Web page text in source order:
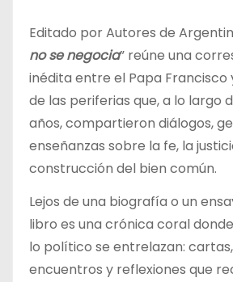
Editado por Autores de
no se negocia” reúne una
inédita entre el Papa Francisco
de las periferias que, a lo largo
años, compartieron diálogos,
enseñanzas sobre la fe, la
construcción del bien común.
Lejos de una biografía o un
libro es una crónica coral
lo político se entrelazan:
encuentros y reflexiones que